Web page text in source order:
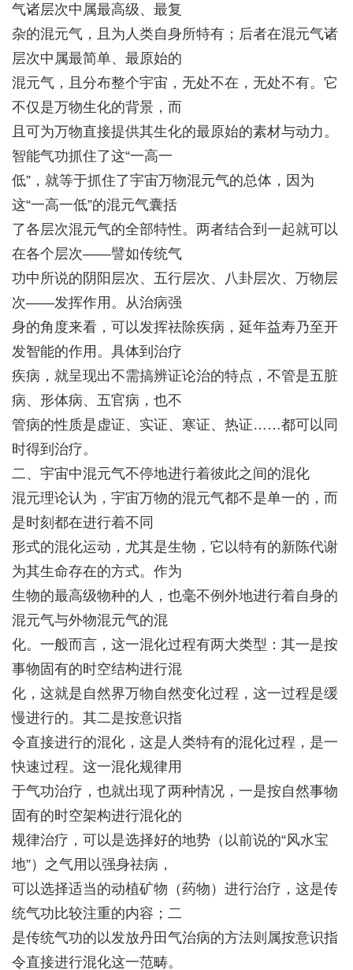
气诸层次中属最高级、最复
杂的混元气，且为人类自身所特有；后者在混元气诸
层次中属最简单、最原始的
混元气，且分布整个宇宙，无处不在，无处不有。它
不仅是万物生化的背景，而
且可为万物直接提供其生化的最原始的素材与动力。
智能气功抓住了这“一高一
低”，就等于抓住了宇宙万物混元气的总体，因为
这“一高一低”的混元气囊括
了各层次混元气的全部特性。两者结合到一起就可以
在各个层次——譬如传统气
功中所说的阴阳层次、五行层次、八卦层次、万物层
次——发挥作用。从治病强
身的角度来看，可以发挥祛除疾病 ，延年益寿乃至开
发智能的作用。具体到治疗
疾病，就呈现出不需搞辨证论治的特点，不管是五脏
病、形体病、五官病，也不
管病的性质是虚证、实证、寒证、热证……都可以同
时得到治疗。
二、宇宙中混元气不停地进行着彼此之间的混化
混元理论认为，宇宙万物的混元气都不是单一的，而
是时刻都在进行着不同
形式的混化运动，尤其是生物，它以特有的新陈代谢
为其生命存在的方式。作为
生物的最高级物种的人，也毫不例外地进行着自身的
混元气与外物混元气的混
化。一般而言，这一混化过程有两大类型：其一是按
事物固有的时空结构进行混
化，这就是自然界万物自然变化过程，这一过程是缓
慢进行的。其二是按意识指
令直接进行的混化，这是人类特有的混化过程，是一
快速过程。这一混化规律用
于气功治疗，也就出现了两种情况，一是按自然事物
固有的时空架构进行混化的
规律治疗，可以是选择好的地势（以前说的“风水宝
地”）之气用以强身祛病，
可以选择适当的动植矿物（药物）进行治疗，这是传
统气功比较注重的内容；二
是传统气功的以发放丹田气治病的方法则属按意识指
令直接进行混化这一范畴。